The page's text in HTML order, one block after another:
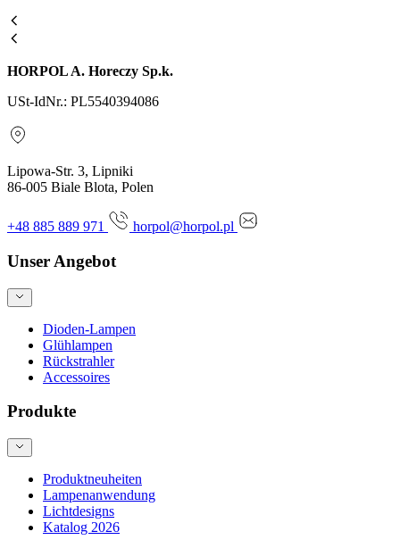
HORPOL A. Horeczy Sp.k.
USt-IdNr.: PL5540394086
Lipowa-Str. 3, Lipniki
86-005 Biale Blota, Polen
+48 885 889 971 horpol@horpol.pl
Unser Angebot
Dioden-Lampen
Glühlampen
Rückstrahler
Accessoires
Produkte
Produktneuheiten
Lampenanwendung
Lichtdesigns
Katalog 2026